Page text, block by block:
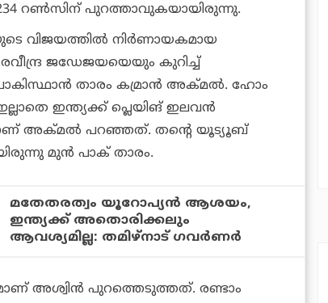
234 റണ്‍സിന് പുറത്താവുകയായിരുന്നു.
വിജയത്തില്‍ നിര്‍ണായകമായ
ജഡേജയയെയും കുറിച്ച്
താരം കമ്രാന്‍ അക്മല്‍. ഹോം
ഇന്ത്യക്ക് പ്ലെയിങ് ഇലവന്‍
അക്മല്‍ പറഞ്ഞത്. തന്റെ യൂട്യൂബ്
മുന്‍ പാക് താരം.
മതേതരത്വം യൂറോപ്യന്‍ ആശയം,
ഇന്ത്യക്ക് അതൊരിക്കലും
ആവശ്യമില്ല: തമിഴ്‌നാട് ഗവര്‍ണര്‍
അശ്വിന്‍ പുറത്തെടുത്തത്. രണ്ടാം